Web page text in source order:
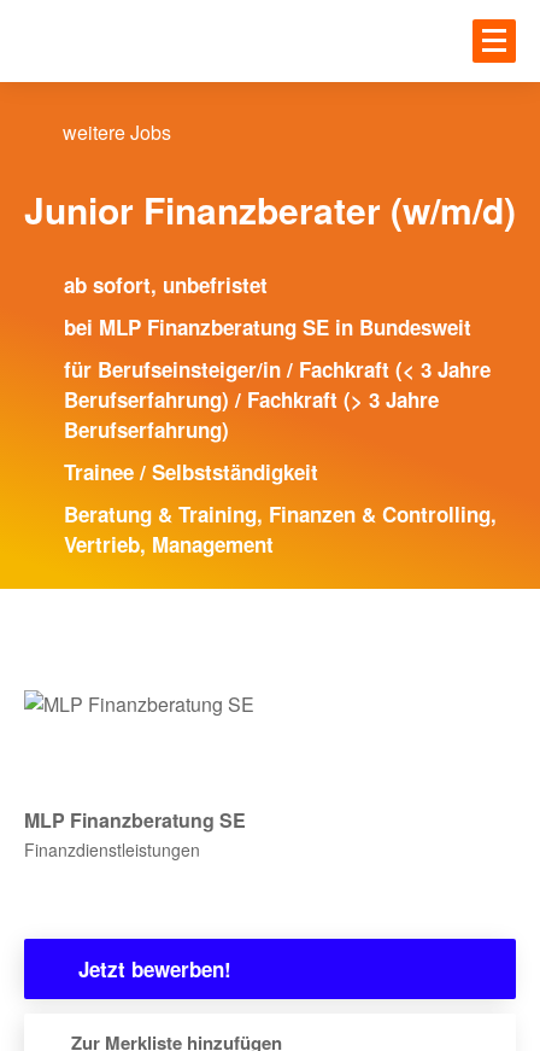
JOBS
Gesundheit
IT
Handwerk
Ingenieur und Technik
UNTERNEHMEN
MEHR
Media
Über uns
weitere Jobs
Junior Finanzberater (w/m/d)
ab sofort, unbefristet
bei MLP Finanzberatung SE in Bundesweit
für Berufseinsteiger/in / Fachkraft (< 3 Jahre
Berufserfahrung) / Fachkraft (> 3 Jahre
Berufserfahrung)
Trainee / Selbstständigkeit
Beratung & Training, Finanzen & Controlling,
Vertrieb, Management
MLP Finanzberatung SE
Finanzdienstleistungen
Jetzt bewerben!
Zur Merkliste hinzufügen